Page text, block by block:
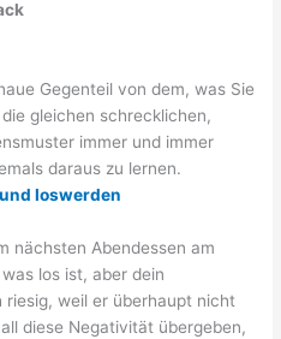
Gegenteil von dem, was Sie
gleichen schrecklichen,
immer und immer
daraus zu lernen.
loswerden
nächsten Abendessen am
los ist, aber dein
weil er überhaupt nicht
diese Negativität übergeben,